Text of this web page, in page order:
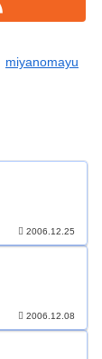
miyanomayu
2006.12.25
2006.12.08